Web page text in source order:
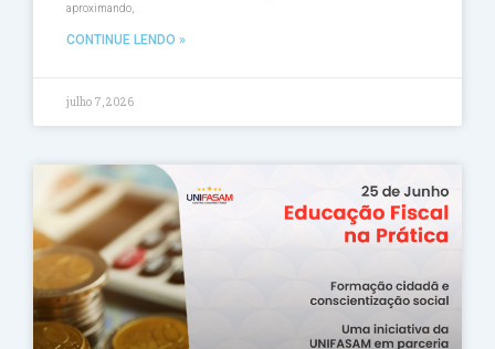
aproximando,
CONTINUE LENDO »
julho 7, 2026